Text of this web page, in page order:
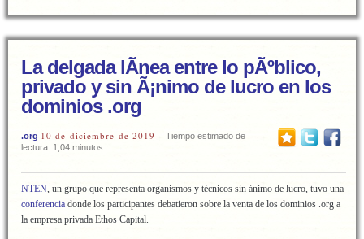
La delgada lÃ­nea entre lo pÃºblico,
privado y sin Ã¡nimo de lucro en los
dominios .org
.org 10 de diciembre de 2019
Tiempo estimado de
lectura: 1,04 minutos.
NTEN, un grupo que representa organismos y técnicos sin ánimo de lucro, tuvo una
conferencia donde los participantes debatieron sobre la venta de los dominios .org a
la empresa privada Ethos Capital.